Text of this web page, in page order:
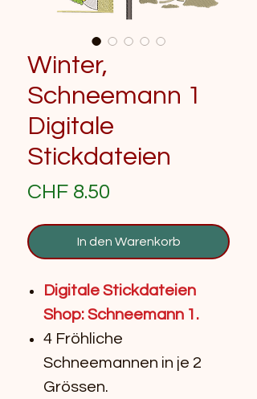
Winter,
Schneemann 1
Digitale
Stickdateien
CHF 8.50
In den Warenkorb
Digitale Stickdateien
Shop: Schneemann 1.
4 Fröhliche
Schneemannen in je 2
Grössen.